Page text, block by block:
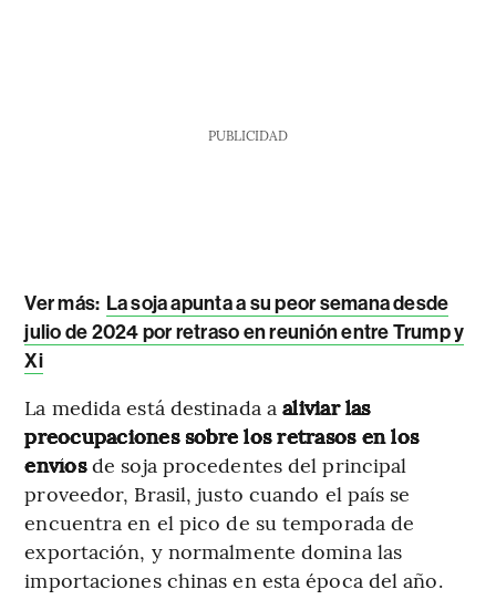
PUBLICIDAD
Ver más: La soja apunta a su peor semana desde
julio de 2024 por retraso en reunión entre Trump y
Xi
La medida está destinada aaliviar las
preocupaciones sobre los retrasos en los
envíosde soja procedentes del principal
proveedor, Brasil, justo cuando el país se
encuentra en el pico de su temporada de
exportación, y normalmente domina las
importaciones chinas en esta época del año.